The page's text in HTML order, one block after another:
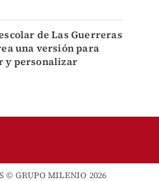
de Las Guerreras
una versión para
y personalizar
© GRUPO MILENIO 2026